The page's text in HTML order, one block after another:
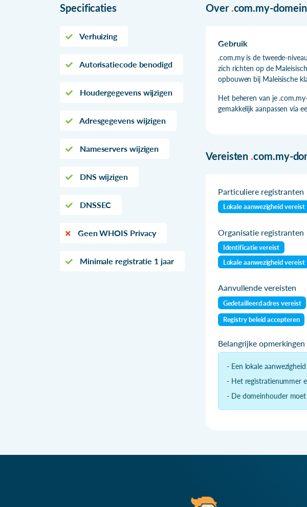
Specificaties
Verhuizing
Autorisatiecode benodigd
Houdergegevens wijzigen
Adresgegevens wijzigen
Nameservers wijzigen
DNS wijzigen
DNSSEC
Geen WHOIS Privacy
Minimale registratie 1 jaar
Over .com.my-
Gebruik
.com.my is de tweede-
zich richten op de
opbouwen bij Maleisische
Het beheren van je
gemakkelijk aanpassen via
Vereisten .com.my-
Particuliere registranten
Lokale aanwezigheid vereist
Organisatie registranten
Identificatie vereist
Lokale aanwezigheid vereist
Aanvullende vereisten
Gedetailleerd adres vereist
Registry beleid accepteren
Belangrijke opmerkingen
- Een lokale
- Het registratienummer
- De domeinhouder